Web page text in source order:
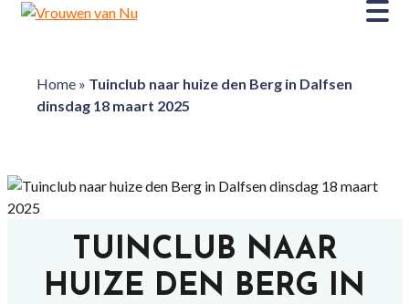
Home» Tuinclub naar huize den Berg in Dalfsen
dinsdag 18 maart 2025
TUINCLUB NAAR
HUIZE DEN BERG IN